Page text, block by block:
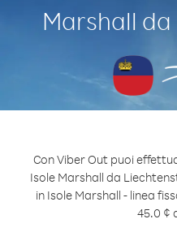
Marshall
Con Viber Out puoi
Isole Marshall da
in Isole Marshall - linea
45.0 ¢